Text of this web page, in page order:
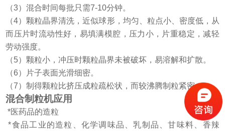
（3）混合时间每批只需7-10分钟。
（4）颗粒晶界清洗，近似球形，均匀、粒点小、密度低，从
而压片时流动性好，易填满模腔，压力小，片重稳定，减轻
劳动强度。
（5）颗粒小，冲压时颗粒晶界未被破坏，易溶解和扩散。
（6）片子表面光滑细密。
（7）制得颗粒比挤压成粒疏松状，而较沸腾制粒紧密。
混合制粒机应用
*医药品的造粒
*食品工业的造粒、化学调味品、乳制品、甘味料、香辣